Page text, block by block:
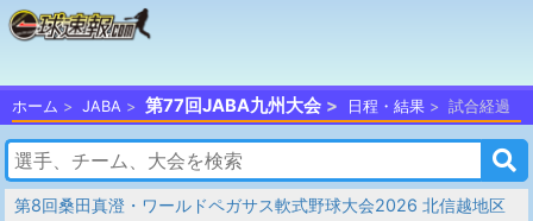
ホーム JABA 第77回JABA九州大会 日程・結果 試合経過
第8回桑田真澄・ワールドペガサス軟式野球大会2026 北信越地区